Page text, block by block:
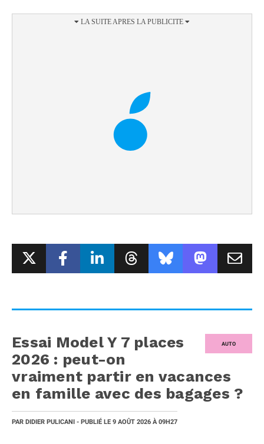
AUTO
Essai Model Y 7 places
2026 : peut-on
vraiment partir en vacances
en famille avec des bagages ?
PAR DIDIER PULICANI - PUBLIÉ LE 9 AOÛT 2026 À 09H27